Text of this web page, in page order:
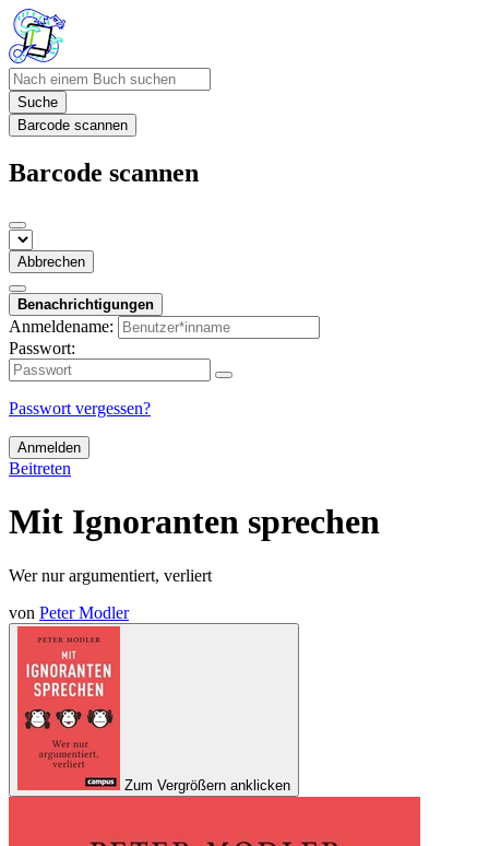
Suche
Barcode scannen
Barcode scannen
Abbrechen
Benachrichtigungen
Anmeldename:
Passwort:
Passwort vergessen?
Anmelden
Beitreten
Mit Ignoranten sprechen
Wer nur argumentiert, verliert
von Peter Modler
Zum Vergrößern anklicken